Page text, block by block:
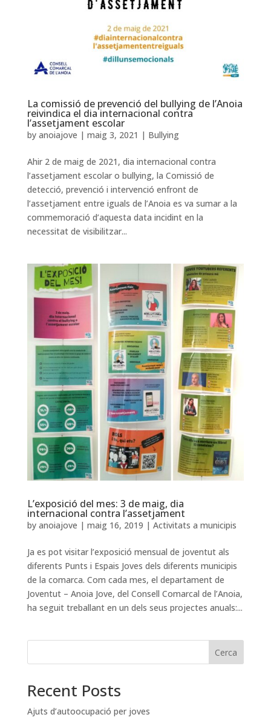
La comissió de prevenció del bullying de l’Anoia
reivindica el dia internacional contra
l’assetjament escolar
by anoiajove | maig 3, 2021 | Bullying
Ahir 2 de maig de 2021, dia internacional contra
l’assetjament escolar o bullying, la Comissió de
detecció, prevenció i intervenció enfront de
l’assetjament entre iguals de l’Anoia es va sumar a la
commemoració d’aquesta data incidint en la
necessitat de visibilitzar...
L’exposició del mes: 3 de maig, dia
internacional contra l’assetjament
by anoiajove | maig 16, 2019 | Activitats a municipis
Ja es pot visitar l’exposició mensual de joventut als
diferents Punts i Espais Joves dels diferents municipis
de la comarca. Com cada mes, el departament de
Joventut – Anoia Jove, del Consell Comarcal de l’Anoia,
ha seguit treballant en un dels seus projectes anuals:...
Cerca
Recent Posts
Ajuts d’autoocupació per joves